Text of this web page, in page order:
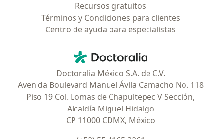
Recursos gratuitos
Términos y Condiciones para clientes
Centro de ayuda para especialistas
Doctoralia - Página de inicio
Doctoralia México S.A. de C.V.
Avenida Boulevard Manuel Ávila Camacho No. 118
Piso 19 Col. Lomas de Chapultepec V Sección,
Alcaldía Miguel Hidalgo
CP 11000 CDMX, México